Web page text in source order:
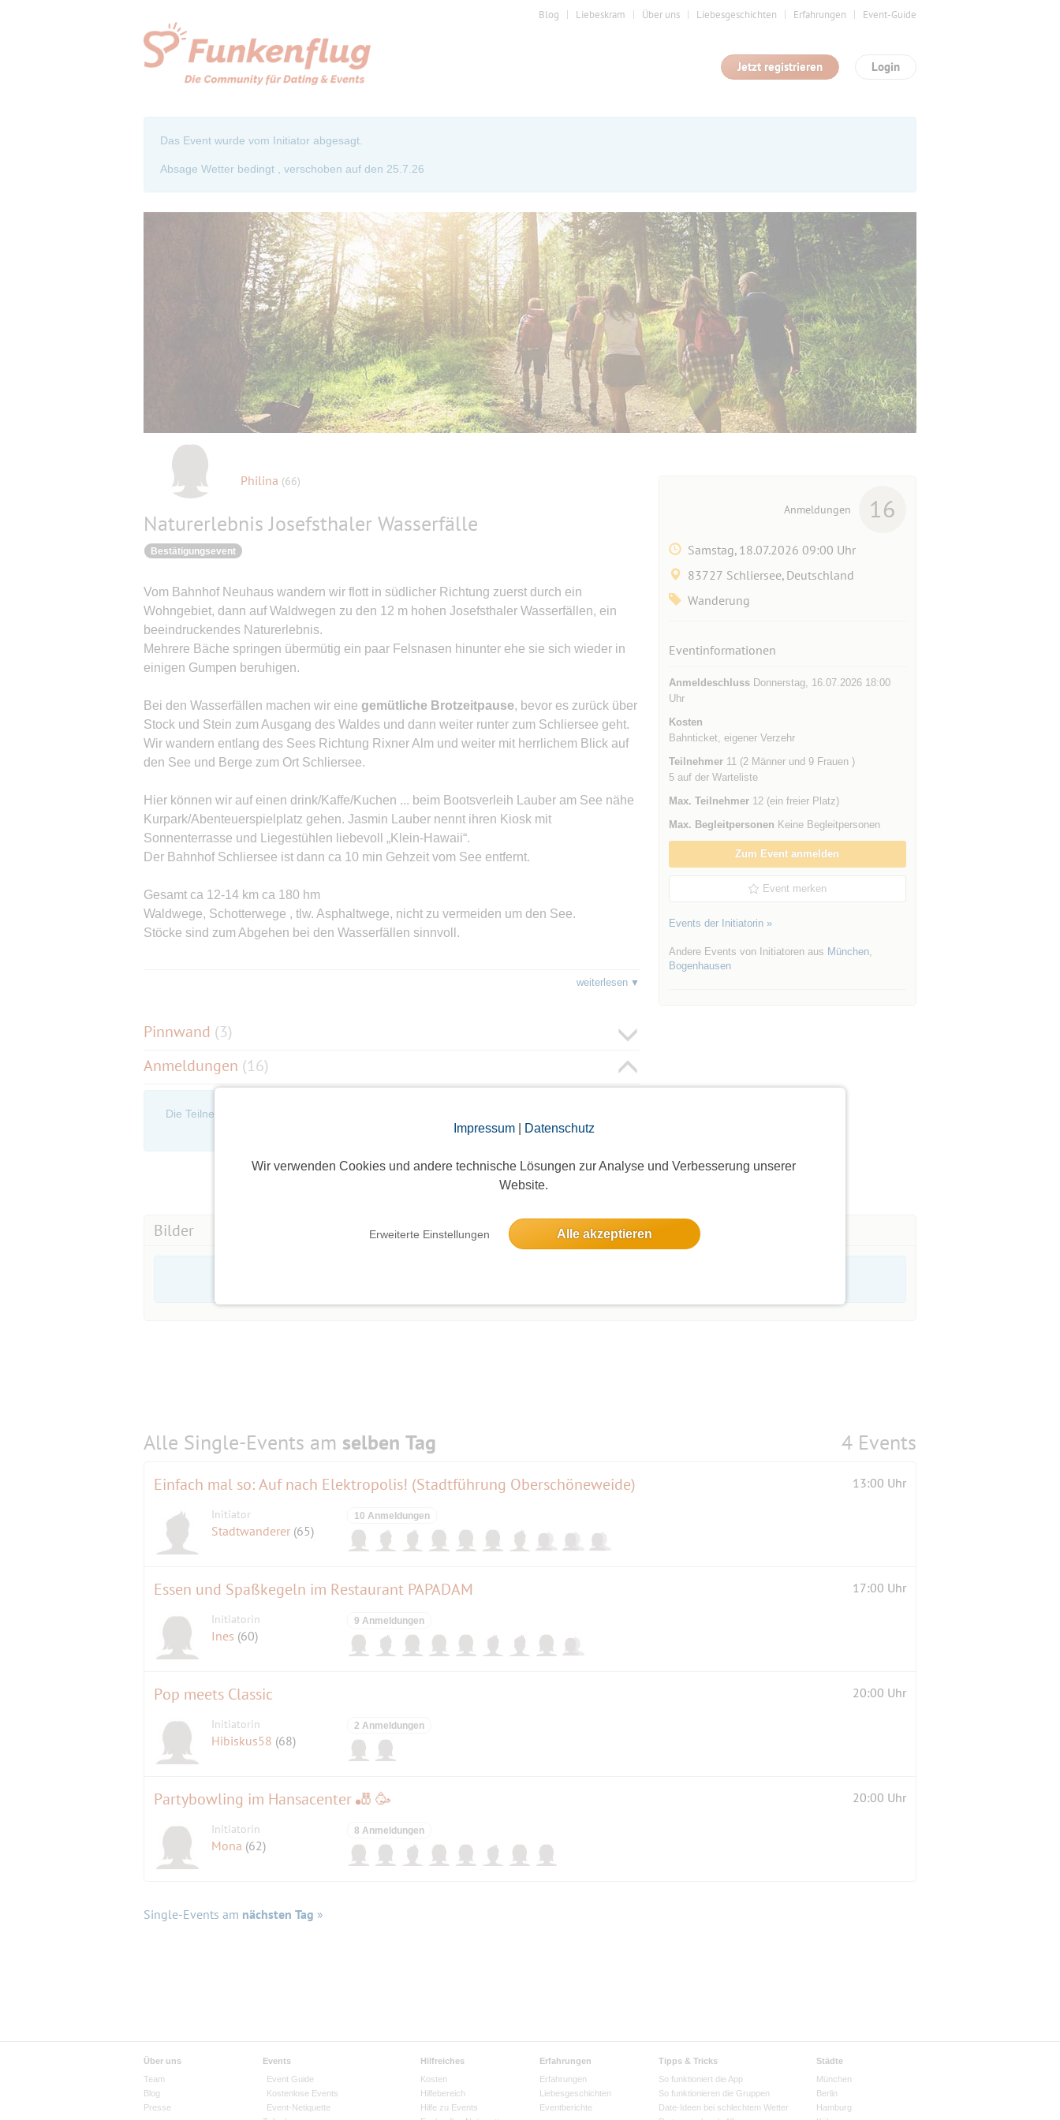
Impressum| Datenschutz
Wir verwenden Cookies und andere technische Lösungen zur Analyse und Verbesserung unserer
Website.
Erweiterte Einstellungen Alle akzeptieren
Blog Liebeskram Über uns Liebesgeschichten Erfahrungen Event-Guide
Login
Jetzt registrieren
Das Event wurde vom Initiator abgesagt.
Absage Wetter bedingt , verschoben auf den 25.7.26
Philina (66)
Naturerlebnis Josefsthaler Wasserfälle
Bestätigungsevent
Vom Bahnhof Neuhaus wandern wir flott in südlicher Richtung zuerst durch ein
Wohngebiet, dann auf Waldwegen zu den 12 m hohen Josefsthaler Wasserfällen, ein
beeindruckendes Naturerlebnis.
Mehrere Bäche springen übermütig ein paar Felsnasen hinunter ehe sie sich wieder in
einigen Gumpen beruhigen.
Bei den Wasserfällen machen wir eine gemütliche Brotzeitpause, bevor es zurück über
Stock und Stein zum Ausgang des Waldes und dann weiter runter zum Schliersee geht.
Wir wandern entlang des Sees Richtung Rixner Alm und weiter mit herrlichem Blick auf
den See und Berge zum Ort Schliersee.
Hier können wir auf einen drink/Kaffe/Kuchen ... beim Bootsverleih Lauber am See nähe
Kurpark/Abenteuerspielplatz gehen. Jasmin Lauber nennt ihren Kiosk mit
Sonnenterrasse und Liegestühlen liebevoll „Klein-Hawaii“.
Der Bahnhof Schliersee ist dann ca 10 min Gehzeit vom See entfernt.
Gesamt ca 12-14 km ca 180 hm
Waldwege, Schotterwege , tlw. Asphaltwege, nicht zu vermeiden um den See.
Stöcke sind zum Abgehen bei den Wasserfällen sinnvoll.
Schäden, die aus der Teilnahme eines Events entstehen könnten. Teilnehmer*innen
weiterlesen
Pinnwand (3)
Anmeldungen (16)
Die Teilnehmerliste ist nur für eingeloggte Mitglieder sichtbar. Log dich ein oder melde dich
an, um die Teilnehmer zu sehen!
Anmeldungen 16
Samstag, 18.07.2026 09:00 Uhr
83727 Schliersee, Deutschland
Wanderung
Eventinformationen
AnmeldeschlussDonnerstag, 16.07.2026 18:00
Uhr
Kosten
Bahnticket, eigener Verzehr
Teilnehmer11 (2 Männer und 9 Frauen )
5 auf der Warteliste
Max. Teilnehmer12 (ein freier Platz)
Max. Begleitpersonen Keine Begleitpersonen
Zum Event anmelden
Event merken
Events der Initiatorin »
Andere Events von Initiatoren aus München,
Bogenhausen
Bilder
Alle Single-Events am selben Tag 4 Events
Einfach mal so: Auf nach Elektropolis! (Stadtführung Oberschöneweide) 13:00 Uhr
Initiator
Stadtwanderer (65)
10 Anmeldungen
Essen und Spaßkegeln im Restaurant PAPADAM 17:00 Uhr
Initiatorin
Ines (60)
9 Anmeldungen
Pop meets Classic 20:00 Uhr
Initiatorin
Hibiskus58 (68)
2 Anmeldungen
Partybowling im Hansacenter 🎳 🥳 20:00 Uhr
Initiatorin
Mona (62)
8 Anmeldungen
Single-Events am nächsten Tag »
Über uns
Team
Blog
Presse
Events
Event Guide
Kostenlose Events
Event-Netiquette
Hilfreiches
Kosten
Hilfebereich
Hilfe zu Events
Erfahrungen
Erfahrungen
Liebesgeschichten
Eventberichte
Tipps & Tricks
So funktioniert die App
So funktionieren die Gruppen
Date-Ideen bei schlechtem Wetter
Städte
München
Berlin
Hamburg